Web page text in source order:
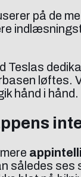
på de
Teslas
løftes.
hånd i hånd.
således